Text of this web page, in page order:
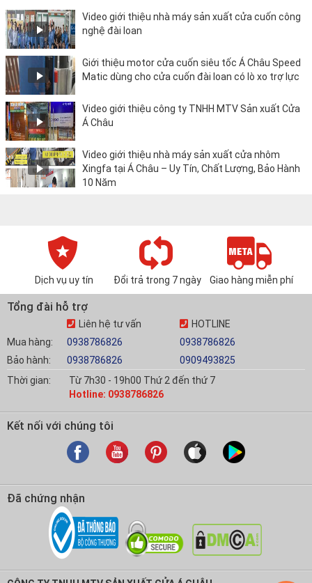
Video giới thiệu nhà máy sản xuất cửa cuốn công
nghệ đài loan
Giới thiệu motor cửa cuốn siêu tốc Á Châu Speed
Matic dùng cho cửa cuốn đài loan có lò xo trợ lực
Video giới thiệu công ty TNHH MTV Sản xuất Cửa
Á Châu
Video giới thiệu nhà máy sản xuất cửa nhôm
Xingfa tại Á Châu – Uy Tín, Chất Lượng, Bảo Hành
10 Năm
Dịch vụ uy tín Đổi trả trong 7 ngày Giao hàng miễn phí
Tổng đài hỗ trợ
Mua hàng:
Bảo hành:
Liên hệ tư vấn
0938786826
0938786826
HOTLINE
0938786826
0909493825
Thời gian:
Từ 7h30 - 19h00 Thứ 2 đến thứ 7
Hotline: 0938786826
Kết nối với chúng tôi
Đã chứng nhận